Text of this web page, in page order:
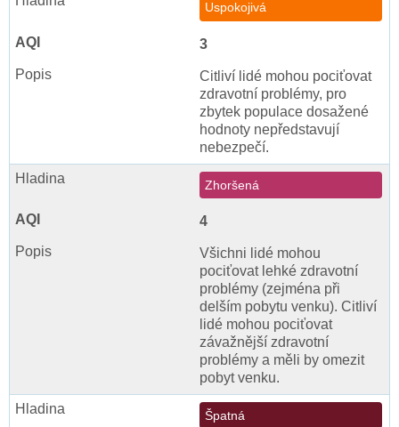
Uspokojivá
3
Citliví lidé mohou pociťovat
zdravotní problémy, pro
zbytek populace dosažené
hodnoty nepředstavují
nebezpečí.
Zhoršená
4
Všichni lidé mohou
pociťovat lehké zdravotní
problémy (zejména při
delším pobytu venku). Citliví
lidé mohou pociťovat
závažnější zdravotní
problémy a měli by omezit
pobyt venku.
Špatná